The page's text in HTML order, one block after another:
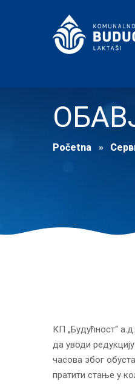
Početna
КП „Будућност“
да уводи
часова због
пратити стање у